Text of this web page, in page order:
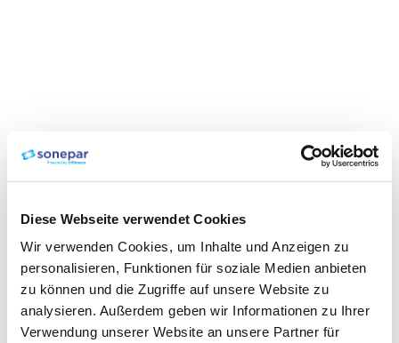
Diese Webseite verwendet Cookies
Wir verwenden Cookies, um Inhalte und Anzeigen zu
personalisieren, Funktionen für soziale Medien anbieten
zu können und die Zugriffe auf unsere Website zu
analysieren. Außerdem geben wir Informationen zu Ihrer
Verwendung unserer Website an unsere Partner für